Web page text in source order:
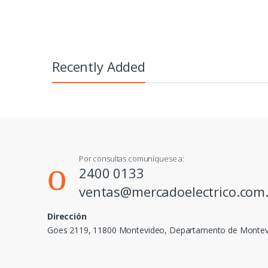
Recently Added
Por consultas comuníquese a:
2400 0133
Dirección
Goes 2119, 11800 Montevideo, Departamento de